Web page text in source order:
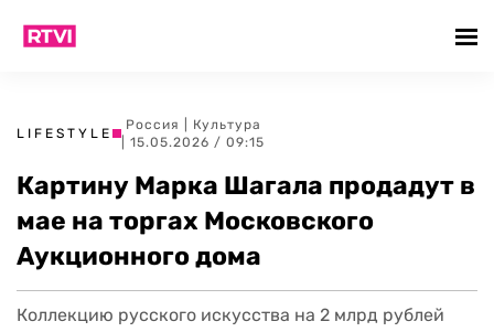
LIFESTYLE
Россия
Культура
| 15.05.2026 / 09:15
Картину Марка Шагала продадут в
мае на торгах Московского
Аукционного дома
Коллекцию русского искусства на 2 млрд рублей